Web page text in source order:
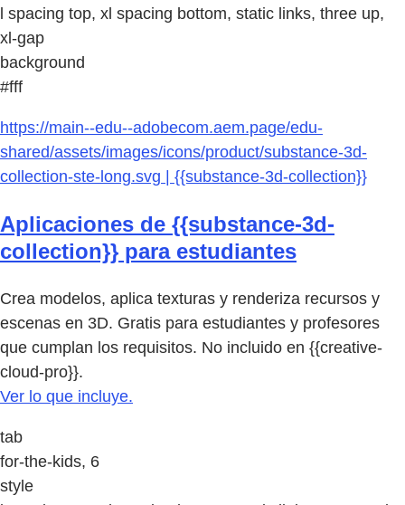
l spacing top, xl spacing bottom, static links, three up,
xl-gap
background
#fff
https://main--edu--adobecom.aem.page/edu-
shared/assets/images/icons/product/substance-3d-
collection-ste-long.svg | {{substance-3d-collection}}
Aplicaciones de {{substance-3d-
collection}} para estudiantes
Crea modelos, aplica texturas y renderiza recursos y
escenas en 3D. Gratis para estudiantes y profesores
que cumplan los requisitos. No incluido en {{creative-
cloud-pro}}.
Ver lo que incluye.
tab
for-the-kids, 6
style